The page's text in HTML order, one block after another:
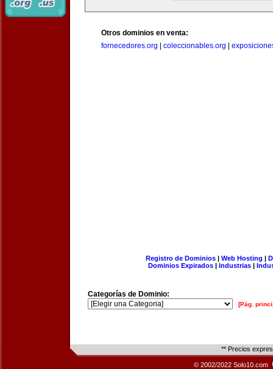
Otros dominios en venta:
fornecedores.org
coleccionables.org
Registro de Dominios| Web Hosting |
Dominios Expirados | Industrias |
Categorías de Dominio:
[Pág.
** Precios
© 2002/2022 Solo10.com